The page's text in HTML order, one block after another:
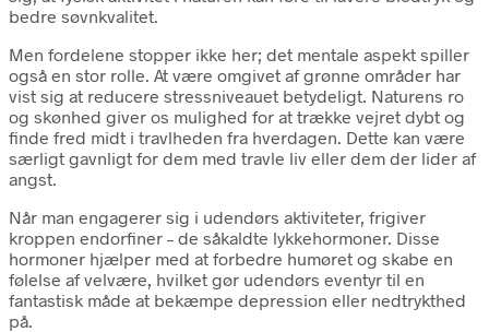
bedre søvnkvalitet.
Men fordelene stopper ikke her; det mentale aspekt spiller
også en stor rolle. At være omgivet af grønne områder har
vist sig at reducere stressniveauet betydeligt. Naturens ro
og skønhed giver os mulighed for at trække vejret dybt og
finde fred midt i travlheden fra hverdagen. Dette kan være
særligt gavnligt for dem med travle liv eller dem der lider af
angst.
Når man engagerer sig i udendørs aktiviteter, frigiver
kroppen endorfiner – de såkaldte lykkehormoner. Disse
hormoner hjælper med at forbedre humøret og skabe en
følelse af velvære, hvilket gør udendørs eventyr til en
fantastisk måde at bekæmpe depression eller nedtrykthed
på.